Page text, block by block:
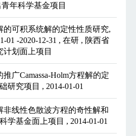
年科学基金项目
的可积系统解的定性性质研究,
01 -2020-12-31 , 在研 , 陕西省
计划面上项目
广Camassa-Holm方程解的定
研究项目 , 2014-01-01
非线性色散波方程的奇性解和
学基金面上项目 , 2014-01-01